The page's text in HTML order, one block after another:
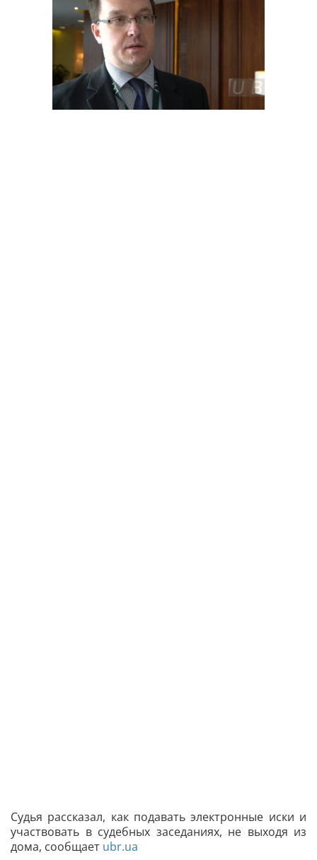
Судья рассказал, как подавать электронные иски и
участвовать в судебных заседаниях, не выходя из
дома, сообщает ubr.ua